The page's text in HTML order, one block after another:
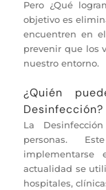
Pero ¿Qué
objetivo es
encuentren en
prevenir que los
nuestro entorno.
¿Quién
Desinfección?
La
personas.
actualidad se
hospitales,